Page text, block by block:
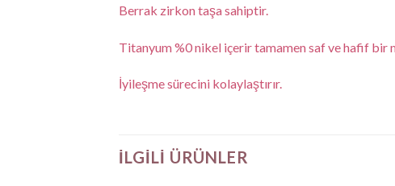
Berrak zirkon taşa sahiptir.
Titanyum %0 nikel içerir tamamen saf ve hafif bir
İyileşme sürecini kolaylaştırır.
İLGILI ÜRÜNLER